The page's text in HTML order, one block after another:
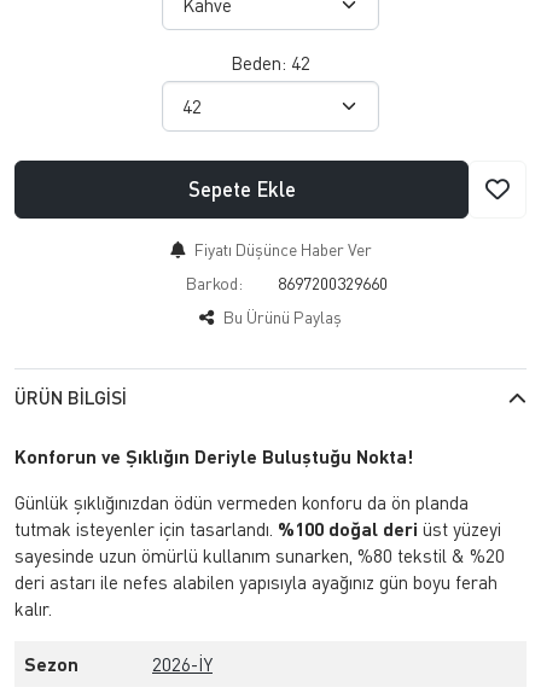
Beden: 42
Sepete Ekle
Fiyatı Düşünce Haber Ver
Barkod:
8697200329660
Bu Ürünü Paylaş
ÜRÜN BILGISI
Konforun ve Şıklığın Deriyle Buluştuğu Nokta!
Günlük şıklığınızdan ödün vermeden konforu da ön planda
tutmak isteyenler için tasarlandı. %100 doğal deri üst yüzeyi
sayesinde uzun ömürlü kullanım sunarken, %80 tekstil & %20
deri astarı ile nefes alabilen yapısıyla ayağınız gün boyu ferah
kalır.
Sezon 2026-İY